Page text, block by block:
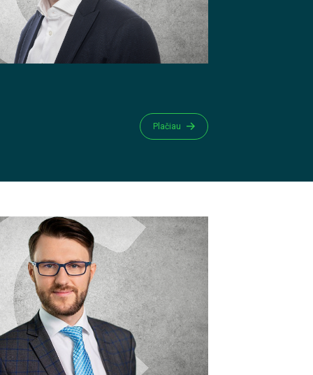
Plačiau